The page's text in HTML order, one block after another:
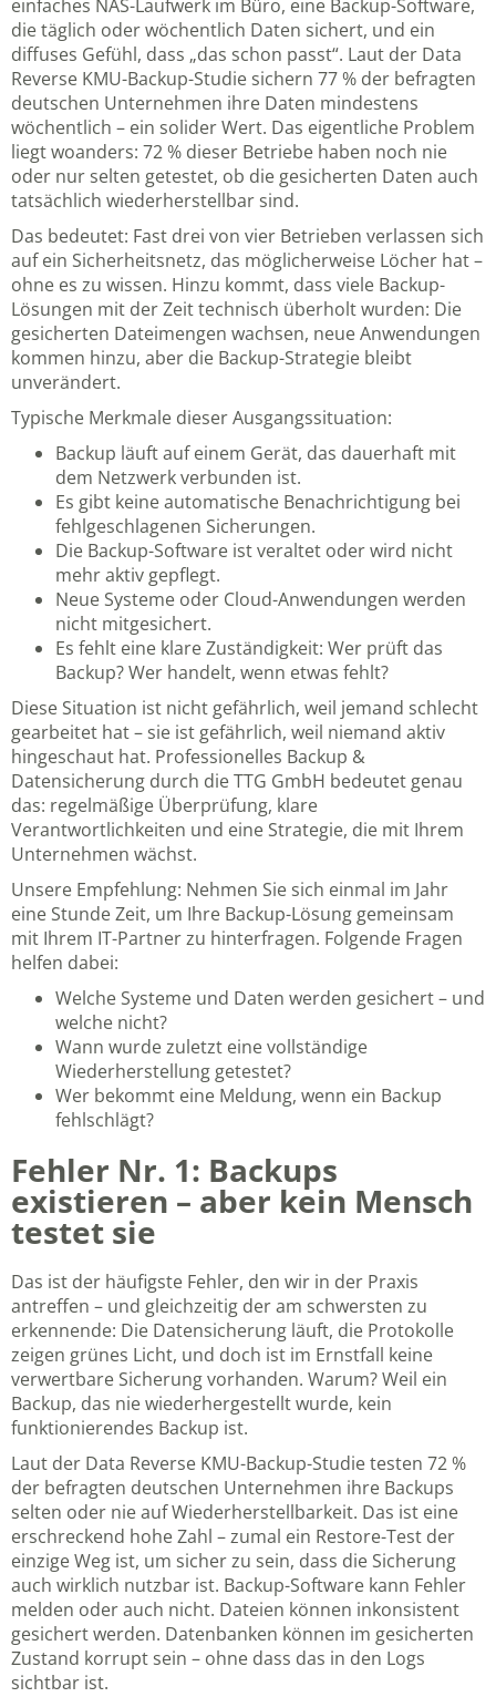
einfaches NAS-Laufwerk im Büro, eine Backup-Software,
die täglich oder wöchentlich Daten sichert, und ein
diffuses Gefühl, dass „das schon passt“. Laut der Data
Reverse KMU-Backup-Studie sichern 77 % der befragten
deutschen Unternehmen ihre Daten mindestens
wöchentlich – ein solider Wert. Das eigentliche Problem
liegt woanders: 72 % dieser Betriebe haben noch nie
oder nur selten getestet, ob die gesicherten Daten auch
tatsächlich wiederherstellbar sind.
Das bedeutet: Fast drei von vier Betrieben verlassen sich
auf ein Sicherheitsnetz, das möglicherweise Löcher hat –
ohne es zu wissen. Hinzu kommt, dass viele Backup-
Lösungen mit der Zeit technisch überholt wurden: Die
gesicherten Dateimengen wachsen, neue Anwendungen
kommen hinzu, aber die Backup-Strategie bleibt
unverändert.
Typische Merkmale dieser Ausgangssituation:
Backup läuft auf einem Gerät, das dauerhaft mit
dem Netzwerk verbunden ist.
Es gibt keine automatische Benachrichtigung bei
fehlgeschlagenen Sicherungen.
Die Backup-Software ist veraltet oder wird nicht
mehr aktiv gepflegt.
Neue Systeme oder Cloud-Anwendungen werden
nicht mitgesichert.
Es fehlt eine klare Zuständigkeit: Wer prüft das
Backup? Wer handelt, wenn etwas fehlt?
Diese Situation ist nicht gefährlich, weil jemand schlecht
gearbeitet hat – sie ist gefährlich, weil niemand aktiv
hingeschaut hat. Professionelles Backup &
Datensicherung durch die TTG GmbH bedeutet genau
das: regelmäßige Überprüfung, klare
Verantwortlichkeiten und eine Strategie, die mit Ihrem
Unternehmen wächst.
Unsere Empfehlung: Nehmen Sie sich einmal im Jahr
eine Stunde Zeit, um Ihre Backup-Lösung gemeinsam
mit Ihrem IT-Partner zu hinterfragen. Folgende Fragen
helfen dabei:
Welche Systeme und Daten werden gesichert – und
welche nicht?
Wann wurde zuletzt eine vollständige
Wiederherstellung getestet?
Wer bekommt eine Meldung, wenn ein Backup
fehlschlägt?
Fehler Nr. 1: Backups
existieren – aber kein Mensch
testet sie
Das ist der häufigste Fehler, den wir in der Praxis
antreffen – und gleichzeitig der am schwersten zu
erkennende: Die Datensicherung läuft, die Protokolle
zeigen grünes Licht, und doch ist im Ernstfall keine
verwertbare Sicherung vorhanden. Warum? Weil ein
Backup, das nie wiederhergestellt wurde, kein
funktionierendes Backup ist.
Laut der Data Reverse KMU-Backup-Studie testen 72 %
der befragten deutschen Unternehmen ihre Backups
selten oder nie auf Wiederherstellbarkeit. Das ist eine
erschreckend hohe Zahl – zumal ein Restore-Test der
einzige Weg ist, um sicher zu sein, dass die Sicherung
auch wirklich nutzbar ist. Backup-Software kann Fehler
melden oder auch nicht. Dateien können inkonsistent
gesichert werden. Datenbanken können im gesicherten
Zustand korrupt sein – ohne dass das in den Logs
sichtbar ist.